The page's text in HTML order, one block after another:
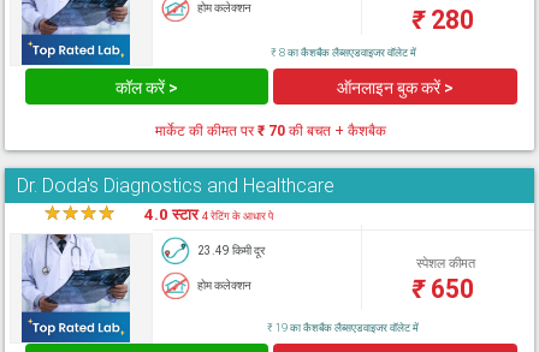
होम कलेक्शन ₹280
₹ 8 का कैशबैक लैब्सएडवाइजर वॉलेट में
कॉल करें > ऑनलाइन बुक करें >
मार्केट की कीमत पर₹ 70 की बचत + कैशबैक
Dr. Doda's Diagnostics and Healthcare
★★★★ 4.0 स्टार4 रेटिंग के आधार पे
23.49 किमी दूर
होम कलेक्शन
स्पेशल कीमत
₹650
₹ 19 का कैशबैक लैब्सएडवाइजर वॉलेट में